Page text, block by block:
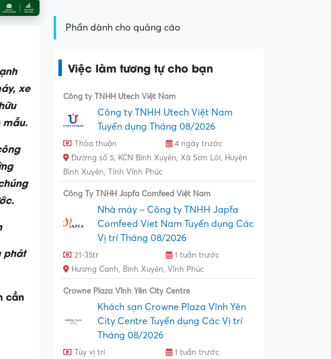
xe
mẫu.
ông
ng
c.
phát
cần
Phần dành cho quảng cáo
Việc làm tương tự cho bạn
Công ty TNHH Utech Việt Nam
Công ty TNHH Utech Việt Nam
Tuyển dụng Tháng 08/2026
Thỏa thuận
4 ngày trước
Đường số 5, KCN Bình Xuyên, Xã Sơn Lôi, Huyện
Bình Xuyên, Tỉnh Vĩnh Phúc
Công Ty TNHH Japfa Comfeed Việt Nam
Nhà máy – Công ty TNHH Japfa
Comfeed Viet Nam Tuyển dụng Các
Vị trí Tháng 08/2026
21-35tr
1 tuần trước
Hương Canh, Bình Xuyên, Vĩnh Phúc
Crowne Plaza Vĩnh Yên City Centre
Khách sạn Crowne Plaza Vĩnh Yên
City Centre Tuyển dụng Các Vị trí
Tháng 08/2026
Tùy vị trí
1 tuần trước